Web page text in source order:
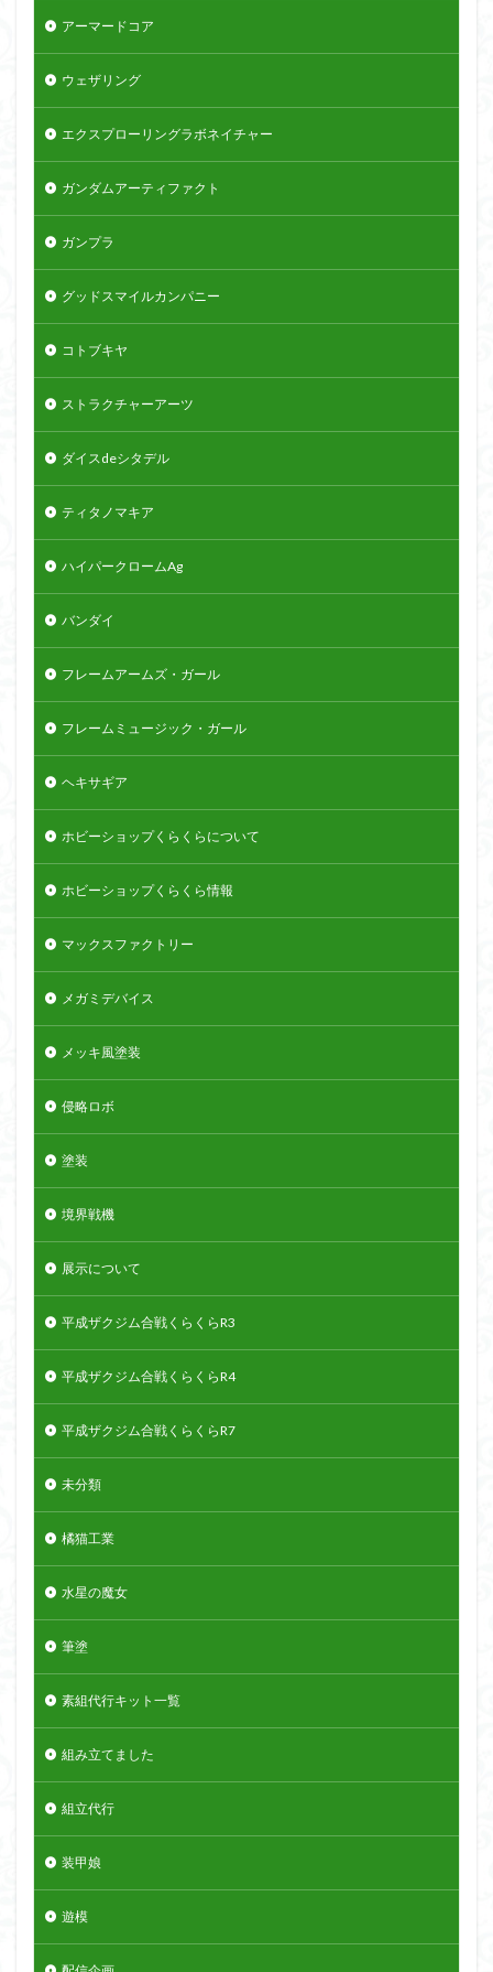
アーマードコア
ウェザリング
エクスプローリングラボネイチャー
ガンダムアーティファクト
ガンプラ
グッドスマイルカンパニー
コトブキヤ
ストラクチャーアーツ
ダイスdeシタデル
ティタノマキア
ハイパークロームAg
バンダイ
フレームアームズ・ガール
フレームミュージック・ガール
ヘキサギア
ホビーショップくらくらについて
ホビーショップくらくら情報
マックスファクトリー
メガミデバイス
メッキ風塗装
侵略ロボ
塗装
境界戦機
展示について
平成ザクジム合戦くらくらR3
平成ザクジム合戦くらくらR4
平成ザクジム合戦くらくらR7
未分類
橘猫工業
水星の魔女
筆塗
素組代行キット一覧
組み立てました
組立代行
装甲娘
遊模